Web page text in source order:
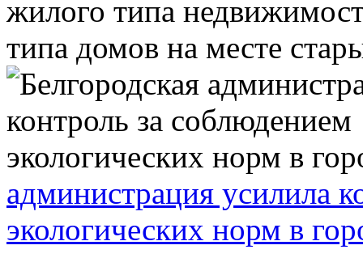
жилого типа
типа домов на месте
администрация усилила
экологических норм в